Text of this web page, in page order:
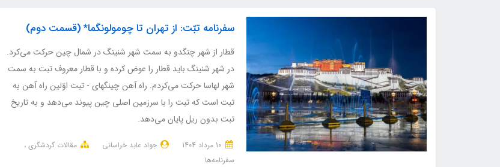
سفرنامه تبّت: از تهران تا چومولونگما* (قسمت دوم)
قطار از شهر چنگدو به سمت شهر شنینگ در شمال چین حرکت می‌کرد.
در شهر شنینگ باید قطار را عوض کرده و با قطار معروف تبت به سمت
شهر لهاسا حرکت می‌کردم. راه آهن چینگهای - تبت اوّلین راه آهن به
تبت است که تبت را با سرزمین اصلی چین پیوند می‌دهد و به تاریخ
تبت بدون ریل پایان می‌دهد.
جواد عابد خراسانی
مقالات گردشگری
سفرنامه‌ها